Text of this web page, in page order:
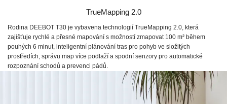
TrueMapping 2.0
Rodina DEEBOT T30 je vybavena technologií TrueMapping 2.0, která
zajišťuje rychlé a přesné mapování s možností zmapovat 100 m² během
pouhých 6 minut, inteligentní plánování tras pro pohyb ve složitých
prostředích, správu map více podlaží a spodní senzory pro automatické
rozpoznání schodů a prevenci pádů.